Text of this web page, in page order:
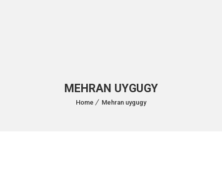
MEHRAN UYGUGY
Home Mehran uygugy